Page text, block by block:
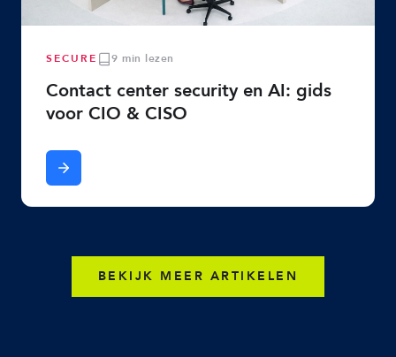
SECURE 9 min lezen
Contact center security en AI: gids
voor CIO & CISO
BEKIJK MEER ARTIKELEN